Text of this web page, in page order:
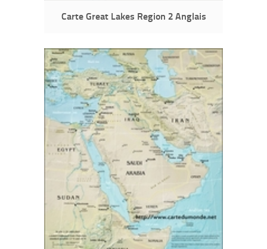
Carte Great Lakes Region 2 Anglais